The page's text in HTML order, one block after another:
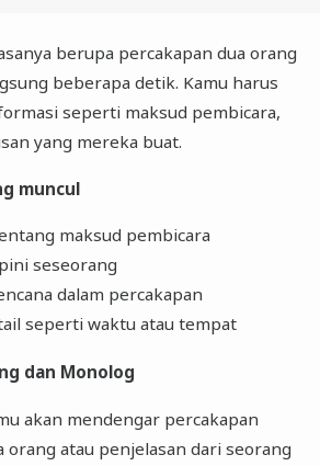
berupa percakapan dua orang
beberapa detik. Kamu harus
seperti maksud pembicara,
yang mereka buat.
muncul
maksud pembicara
seseorang
dalam percakapan
seperti waktu atau tempat
dan Monolog
akan mendengar percakapan
orang atau penjelasan dari seorang